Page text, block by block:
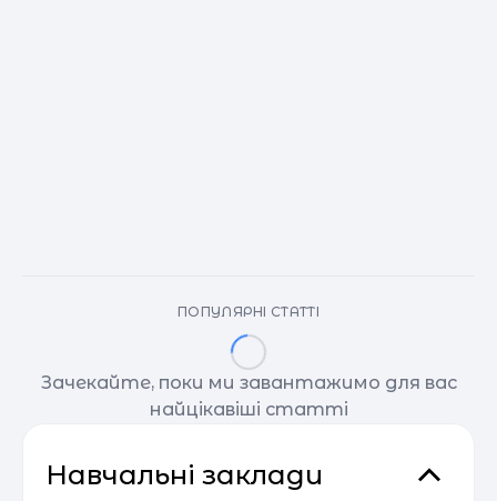
ПОПУЛЯРНІ СТАТТІ
Зачекайте, поки ми завантажимо для вас
найцікавіші статті
Навчальні заклади